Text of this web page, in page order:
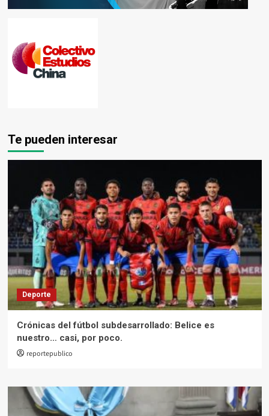
Te pueden interesar
Deporte
Crónicas del fútbol subdesarrollado: Belice es
nuestro… casi, por poco.
reportepublico